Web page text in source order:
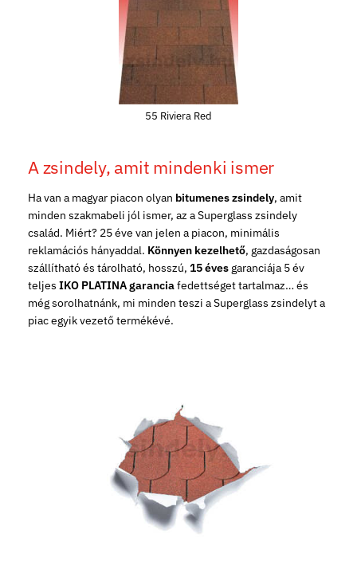
55 Riviera Red
A zsindely, amit mindenki ismer
Ha van a magyar piacon olyan bitumenes zsindely, amit
minden szakmabeli jól ismer, az a Superglass zsindely
család. Miért? 25 éve van jelen a piacon, minimális
reklamációs hányaddal. Könnyen kezelhető, gazdaságosan
szállítható és tárolható, hosszú, 15 éves garanciája 5 év
teljes IKO PLATINA garanciafedettséget tartalmaz… és
még sorolhatnánk, mi minden teszi a Superglass zsindelyt a
piac egyik vezető termékévé.